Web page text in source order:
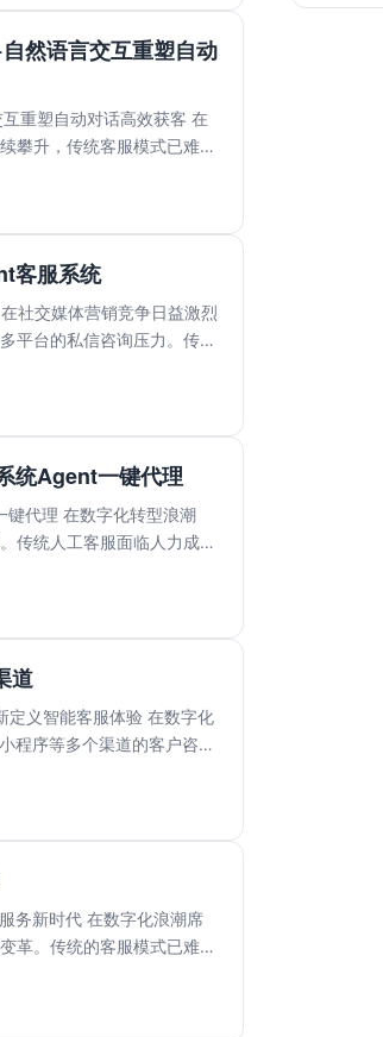
然语言交互重塑自动
重塑自动对话高效获客 在
攀升，传统客服模式已难以
客服系统
社交媒体营销竞争日益激烈
平台的私信咨询压力。传统
统Agent一键代理
代理 在数字化转型浪潮
传统人工客服面临人力成本
道
义智能客服体验 在数字化
程序等多个渠道的客户咨询
务新时代 在数字化浪潮席
革。传统的客服模式已难以